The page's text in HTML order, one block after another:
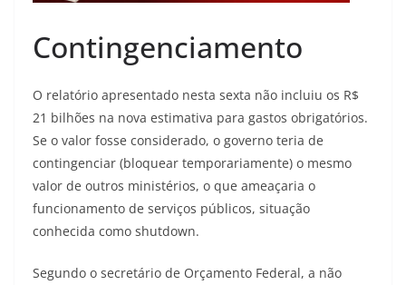
Contingenciamento
O relatório apresentado nesta sexta não incluiu os R$
21 bilhões na nova estimativa para gastos obrigatórios.
Se o valor fosse considerado, o governo teria de
contingenciar (bloquear temporariamente) o mesmo
valor de outros ministérios, o que ameaçaria o
funcionamento de serviços públicos, situação
conhecida como shutdown.
Segundo o secretário de Orçamento Federal, a não